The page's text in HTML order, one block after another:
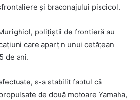
și braconajului piscicol.
poliţiştii de frontieră au
care aparțin unui cetățean
de ani.
s-a stabilit faptul că
de două motoare Yamaha,